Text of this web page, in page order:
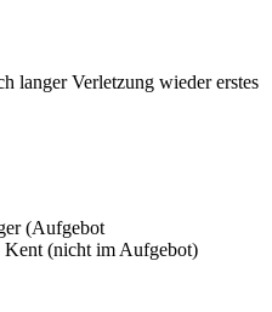
langer Verletzung wieder erstes
(Aufgebot
Kent (nicht im Aufgebot)